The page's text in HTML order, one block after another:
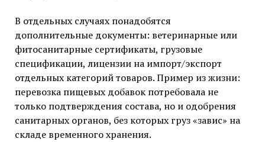
В отдельных случаях понадобятся
дополнительные документы: ветеринарные или
фитосанитарные сертификаты, грузовые
спецификации, лицензии на импорт/экспорт
отдельных категорий товаров. Пример из жизни:
перевозка пищевых добавок потребовала не
только подтверждения состава, но и одобрения
санитарных органов, без которых груз «завис» на
складе временного хранения.